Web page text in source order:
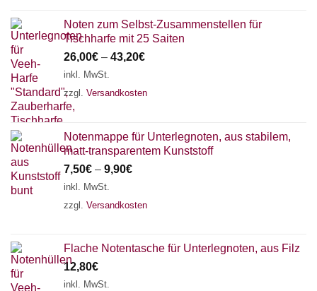
Noten zum Selbst-Zusammenstellen für
Tischharfe mit 25 Saiten
26,00€ – 43,20€
inkl. MwSt.
zzgl. Versandkosten
Notenmappe für Unterlegnoten, aus stabilem,
matt-transparentem Kunststoff
7,50€ – 9,90€
inkl. MwSt.
zzgl. Versandkosten
Flache Notentasche für Unterlegnoten, aus Filz
12,80€
inkl. MwSt.